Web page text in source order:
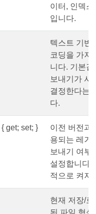
이터, 인덱
입니다.
텍스트 기반
코딩을 가져
니다. 기본
보내기가 사
결정한다는
다.
{ get; set; }
이전 버전과
용되는 레거
보내기 여부
설정합니다.
적으로 켜져
현재 저장/
된 파일 형